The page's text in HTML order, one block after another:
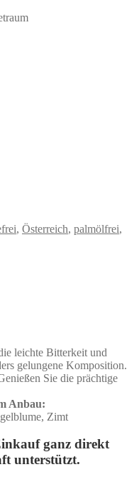
, Österreich, palmölfrei,
leichte Bitterkeit und
gelungene Komposition.
Sie die prächtige
Anbau:
Zimt
ganz direkt
unterstützt.